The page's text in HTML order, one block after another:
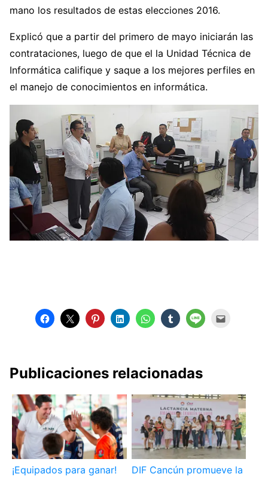
mano los resultados de estas elecciones 2016.
Explicó que a partir del primero de mayo iniciarán las
contrataciones, luego de que el la Unidad Técnica de
Informática califique y saque a los mejores perfiles en
el manejo de conocimientos en informática.
Publicaciones relacionadas
¡Equipados para ganar!
DIF Cancún promueve la